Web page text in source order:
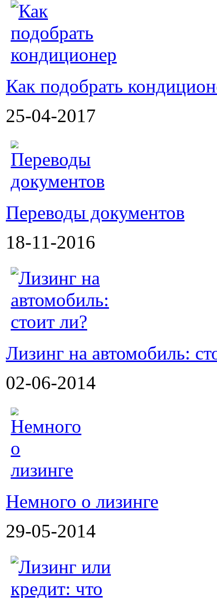
Как подобрать
25-04-2017
Переводы документов
18-11-2016
Лизинг на автомобиль:
02-06-2014
Немного о лизинге
29-05-2014